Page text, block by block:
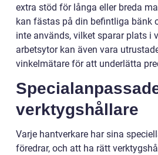
extra stöd för långa eller breda
kan fästas på din befintliga bänk
inte används, vilket sparar plats i
arbetsytor kan även vara
vinkelmätare för att underlätta
verktygshållare
Varje hantverkare har sina
föredrar, och att ha rätt